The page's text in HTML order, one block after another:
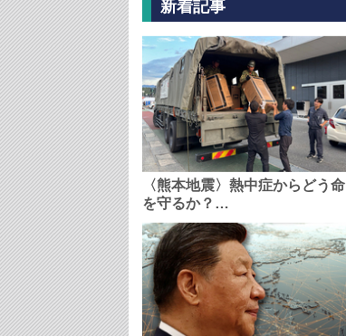
新着記事
〈熊本地震〉熱中症からどう命
を守るか？…